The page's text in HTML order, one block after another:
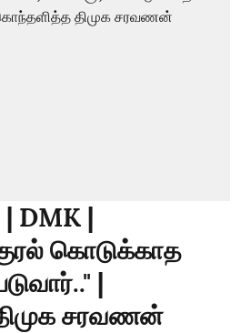
DMK |
கொடுக்காத
|
சரவணன்